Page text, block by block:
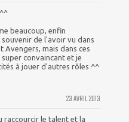
beaucoup, enfin
de l'avoir vu dans
Avengers, mais dans ces
convaincant et je
à jouer d'autres rôles ^^
23 AVRIL 2013
raccourcir le talent et la